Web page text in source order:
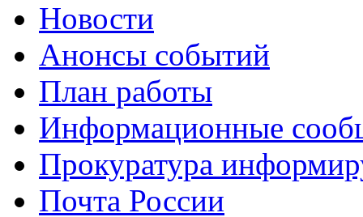
Новости
Анонсы событий
План работы
Информационные
Прокуратура
Почта России